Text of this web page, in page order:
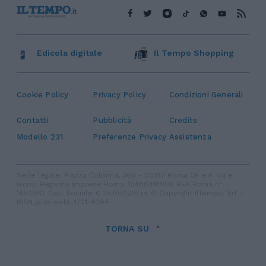
Cookie Policy Privacy Policy Condizioni Generali
Contatti Pubblicità
Credits
Modello 231
Preferenze Privacy Assistenza
Edicola digitale Il Tempo Shopping
TORNA SU